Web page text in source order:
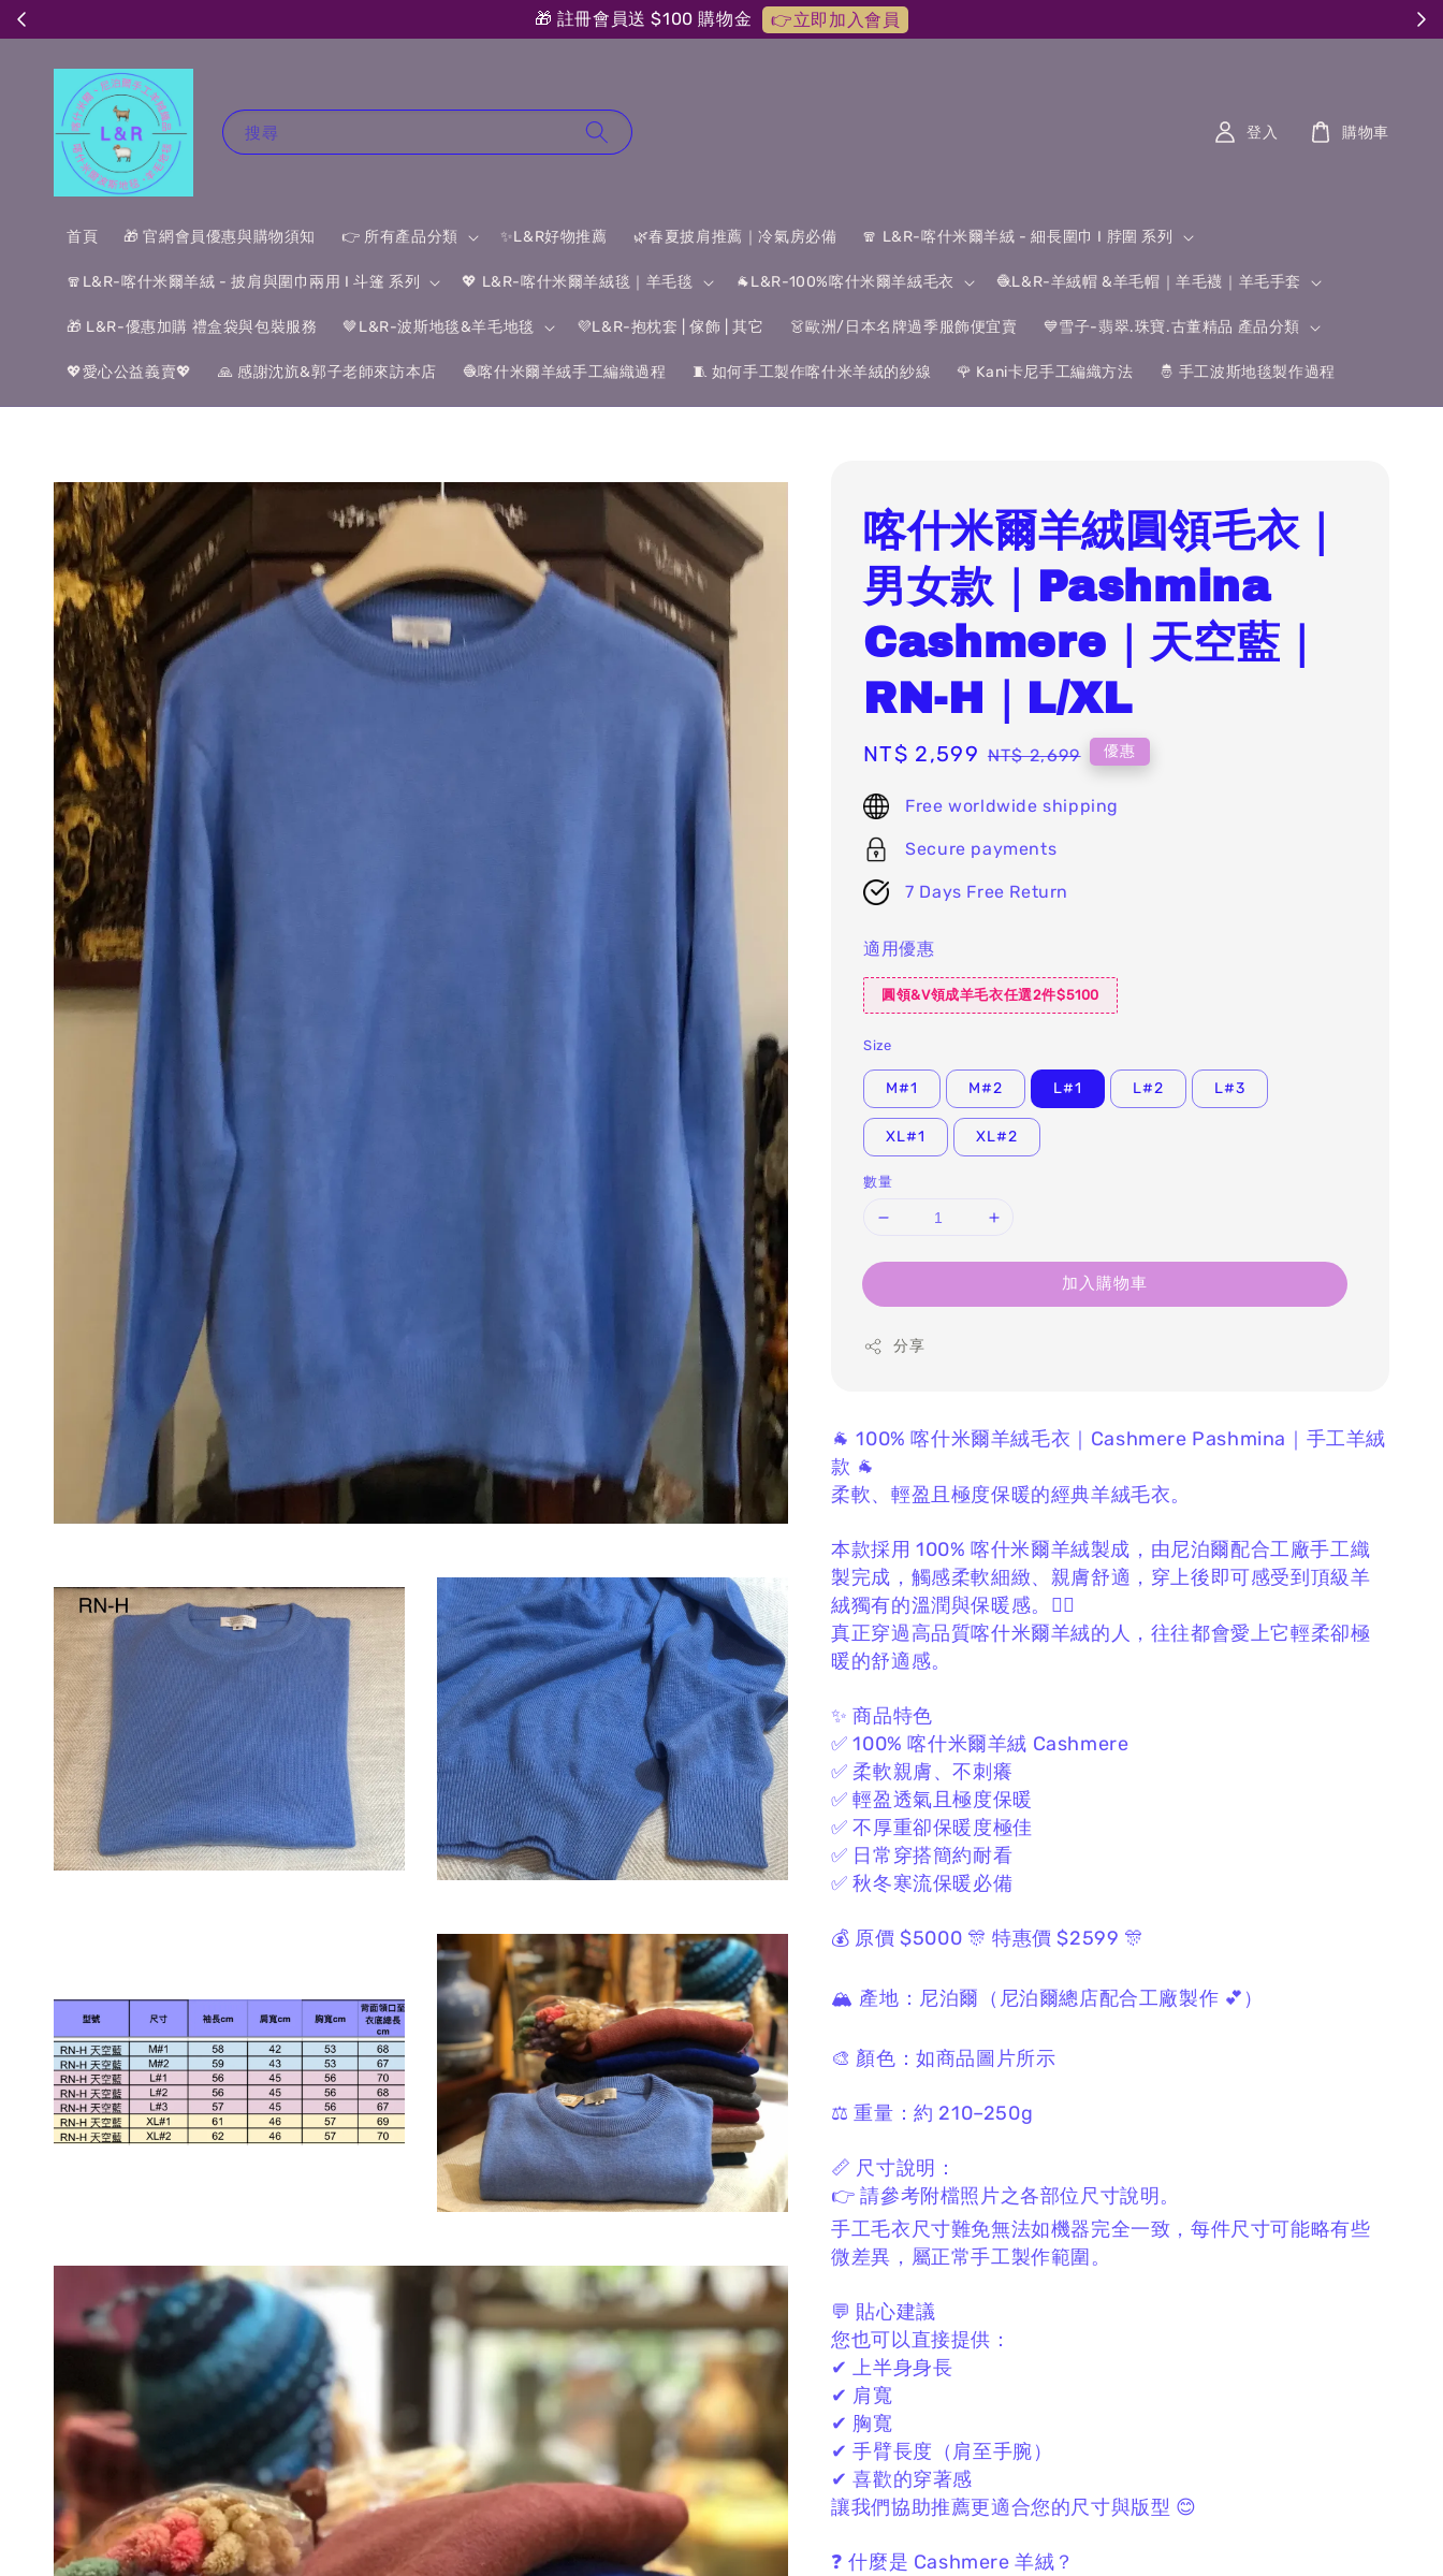
🎁 註冊會員送 $100 購物金 👉立即加入會員
搜尋
首頁 🎁 官網會員優惠與購物須知 👉 所有產品分類 ✨L&R好物推薦 🌿春夏披肩推薦｜冷氣房必備 🧣 L&R-喀什米爾羊絨 - 細長圍巾 I 脖圍 系列
🧣L&R-喀什米爾羊絨 - 披肩與圍巾兩用 I 斗篷 系列 💖 L&R-喀什米爾羊絨毯｜羊毛毯 🐐L&R-100%喀什米爾羊絨毛衣 🧶L&R-羊絨帽 &羊毛帽｜羊毛襪｜羊毛手套
🎁 L&R-優惠加購 禮盒袋與包裝服務 🤎L&R-波斯地毯&羊毛地毯 💜L&R-抱枕套 | 傢飾 | 其它 👗歐洲/日本名牌過季服飾便宜賣 💙雪子-翡翠.珠寶.古董精品 產品分類
💖愛心公益義賣💖 🙏 感謝沈斻&郭子老師來訪本店 🧶喀什米爾羊絨手工編織過程 🧵 如何手工製作喀什米羊絨的紗線 🌹 Kani卡尼手工編織方法 🤴 手工波斯地毯製作過程
登入 購物車
喀什米爾羊絨圓領毛衣｜
男女款｜Pashmina
Cashmere｜天空藍｜
RN-H｜L/XL
Sale
NT$ 2,599 Regular
NT$ 2,699 優惠
Free worldwide shipping
Secure payments
7 Days Free Return
適用優惠
圓領&V領成羊毛衣任選2件$5100
Size
M#1 M#2 L#1 L#2 L#3
XL#1 XL#2
數量
加入購物車
分享
🐐 100% 喀什米爾羊絨毛衣｜Cashmere Pashmina｜手工羊絨
款 🐐
柔軟、輕盈且極度保暖的經典羊絨毛衣。
本款採用 100% 喀什米爾羊絨製成， 由尼泊爾配合工廠手工織
製完成， 觸感柔軟細緻、親膚舒適， 穿上後即可感受到頂級羊
絨獨有的溫潤與保暖感。❤️‍🔥
真正穿過高品質喀什米爾羊絨的人， 往往都會愛上它輕柔卻極
暖的舒適感。
✨ 商品特色
✅ 100% 喀什米爾羊絨 Cashmere
✅ 柔軟親膚、不刺癢
✅ 輕盈透氣且極度保暖
✅ 不厚重卻保暖度極佳
✅ 日常穿搭簡約耐看
✅ 秋冬寒流保暖必備
💰 原價 $5000 🎊 特惠價 $2599 🎊
🏔 產地： 尼泊爾 （尼泊爾總店配合工廠製作 💕）
🎨 顏色：如商品圖片所示
⚖️ 重量：約 210–250g
📏 尺寸說明：
👉 請參考附檔照片之各部位尺寸說明。
手工毛衣尺寸難免無法如機器完全一致， 每件尺寸可能略有些
微差異， 屬正常手工製作範圍。
💬 貼心建議
您也可以直接提供：
✔ 上半身身長
✔ 肩寬
✔ 胸寬
✔ 手臂長度（肩至手腕）
✔ 喜歡的穿著感
讓我們協助推薦更適合您的尺寸與版型 😊
❓ 什麼是 Cashmere 羊絨？